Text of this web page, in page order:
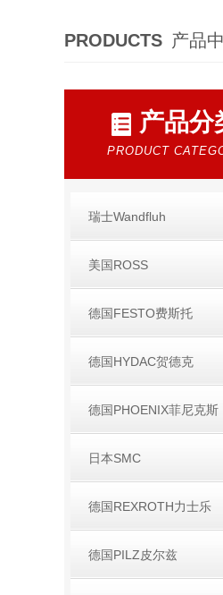
PRODUCTS 产品
产品分
PRODUCT
瑞士Wandfluh
美国ROSS
德国FESTO费斯托
德国HYDAC贺德克
德国PHOENIX菲尼克斯
日本SMC
德国REXROTH力士乐
德国PILZ皮尔兹